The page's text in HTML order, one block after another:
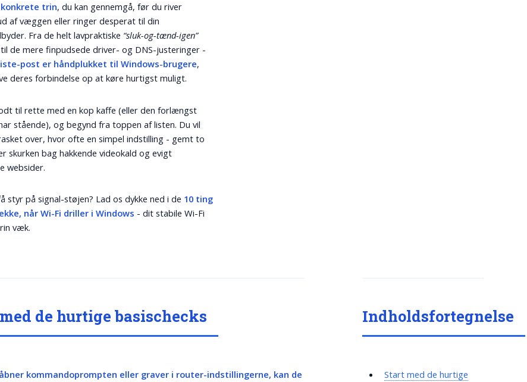
konkrete trin, du kan gennemgå, før du river
af væggen eller ringer desperat til din
Fra de helt lavpraktiske “sluk-og-tænd-igen”
de mere finpudsede driver- og DNS-justeringer -
post er håndplukket til Windows-brugere,
deres forbindelse op at køre hurtigst muligt.
til rette med en kop kaffe (eller den forlængst
stående), og begynd fra toppen af listen. Du vil
over, hvor ofte en simpel indstilling - gemt to
skurken bag hakkende videokald og evigt
websider.
styr på signal-støjen? Lad os dykke ned i de 10 ting
når Wi-Fi driller i Windows - dit stabile Wi-Fi
væk.
de hurtige basischecks
kommandoprompten eller graver i router-indstillingerne, kan de
Indholdsfortegnelse
Start med de hurtige